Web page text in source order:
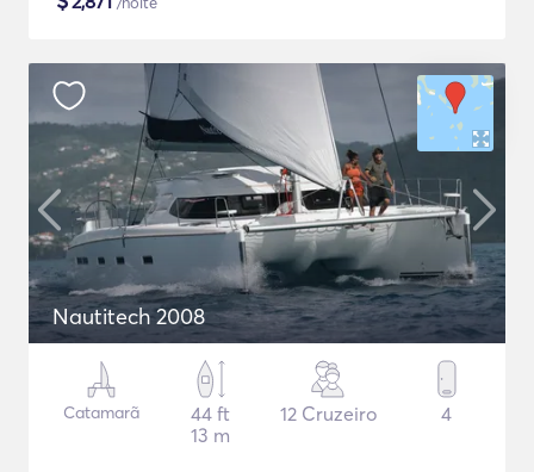
Nautitech 2008
Catamarã
44 ft
13 m
12 Cruzeiro 4